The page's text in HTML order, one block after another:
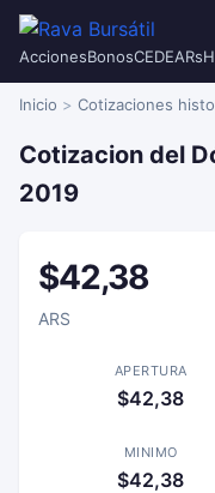
AccionesBonosCEDEARs
Inicio Cotizaciones
Cotizacion del
2019
$42,38
ARS
APERTURA
$42,38
MINIMO
$42,38